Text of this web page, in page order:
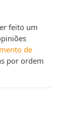
feito um
de
por ordem